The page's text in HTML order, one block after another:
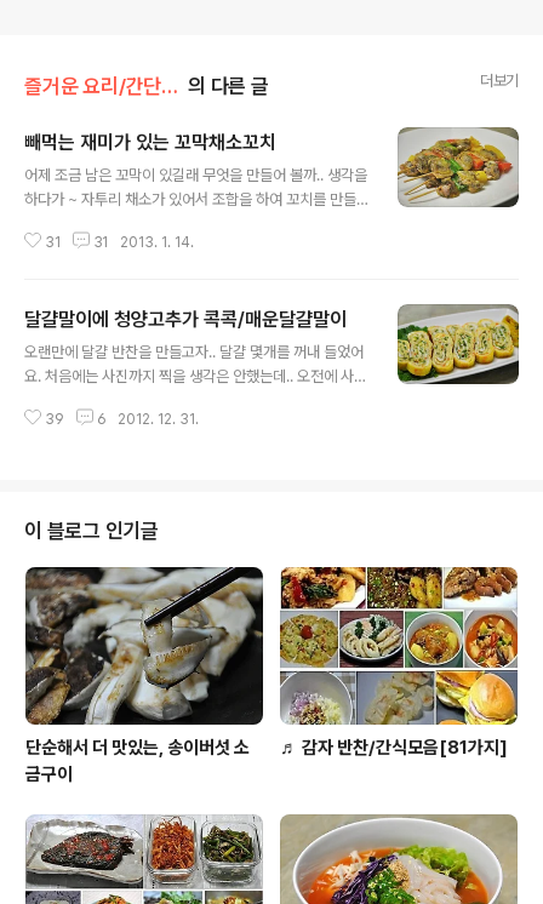
즐거운 요리/간단한 반찬 의 다른 글 더보기
빼먹는 재미가 있는 꼬막채소꼬치
어제 조금 남은 꼬막이 있길래 무엇을 만들어 볼까.. 생각을
하다가 ~ 자투리 채소가 있어서 조합을 하여 꼬치를 만들
꼬막의 맛이 그대로 느껴지는 꼬치랍니다. [참고]꼬막초무
꼬막채소꼬치 ◈ 해캄을 한 꼬막을 끓는물에 넣은뒤에 한
쪽방향으로 저어가며 저어주고, 꼬막이 서너개 입이 벌어
지기 시작을 하면 얼른 건지고 시원한 물로 재빨리 샤워를
쳐 물을 끼얹는 정도입니다.) [참고] 꼬막 맛있게 삶는법/꼬
31 31 2013. 1. 14.
달걀말이에 청양고추가 콕콕/매운달걀말이
오랜만에 달걀 반찬을 만들고자.. 달걀 몇개를 꺼내 들었어
요. 처음에는 사진까지 찍을 생각은 안했는데.. 오전에 사
는 생각에 카메라에 메모리칩을 넣어 사진을 찍으면서 달
주 매운 달걀말이랍니다. [참고]22. 완전단백질 달걀요리
모음 레시피 ◈ 달걀말이에 청양고추가 콕콕/매운달걀말
이 ◈ [재료] 달걀 5개, 청양고추 3개, 당근약간, 다진파,
깨소금, 볶은소금 1차스푼, 기름 * 삼삼한 간의 달걀말이랍
니다. 간의 세기는 소금으로 가감하세요. 매운고추가 먹고
싶다고 하길래 동네마트에서 청양고..
39 6 2012. 12. 31.
이 블로그 인기글
단순해서 더 맛있는, 송이버섯 소
금구이
♬ 감자 반찬/간식모음[81가지]